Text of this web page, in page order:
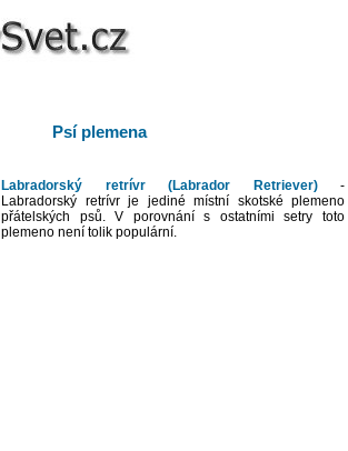
Psí plemena
Labradorský retrívr (Labrador Retriever)-
Labradorský retrívr je jediné místní skotské plemeno
přátelských psů. V porovnání s ostatními setry toto
plemeno není tolik populární.